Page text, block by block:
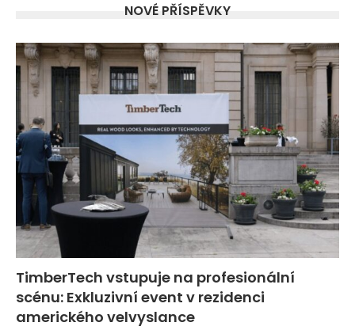
NOVÉ PŘÍSPĚVKY
TimberTech vstupuje na profesionální
scénu: Exkluzivní event v rezidenci
amerického velvyslance